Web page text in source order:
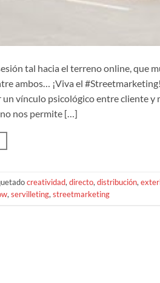
tal hacia el terreno online, que
ambos… ¡Viva el
un vínculo psicológico entre cliente
nos permite […]
creatividad, directo, distribución,
, servilleting, streetmarketing